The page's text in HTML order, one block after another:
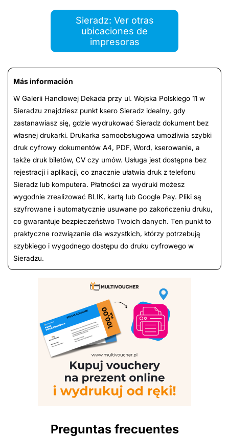
Sieradz: Ver otras
ubicaciones de
impresoras
Más información
W Galerii Handlowej Dekada przy ul. Wojska Polskiego 11 w
Sieradzu znajdziesz punkt ksero Sieradz idealny, gdy
zastanawiasz się, gdzie wydrukować Sieradz dokument bez
własnej drukarki. Drukarka samoobsługowa umożliwia szybki
druk cyfrowy dokumentów A4, PDF, Word, kserowanie, a
także druk biletów, CV czy umów. Usługa jest dostępna bez
rejestracji i aplikacji, co znacznie ułatwia druk z telefonu
Sieradz lub komputera. Płatności za wydruki możesz
wygodnie zrealizować BLIK, kartą lub Google Pay. Pliki są
szyfrowane i automatycznie usuwane po zakończeniu druku,
co gwarantuje bezpieczeństwo Twoich danych. Ten punkt to
praktyczne rozwiązanie dla wszystkich, którzy potrzebują
szybkiego i wygodnego dostępu do druku cyfrowego w
Sieradzu.
Preguntas frecuentes